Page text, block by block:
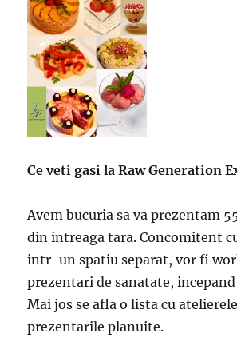
Ce veti gasi la Raw Generation
Avem bucuria sa va prezentam
din intreaga tara. Concomitent
intr-un spatiu separat, vor fi
prezentari de sanatate, incepand
Mai jos se afla o lista cu
prezentarile planuite.